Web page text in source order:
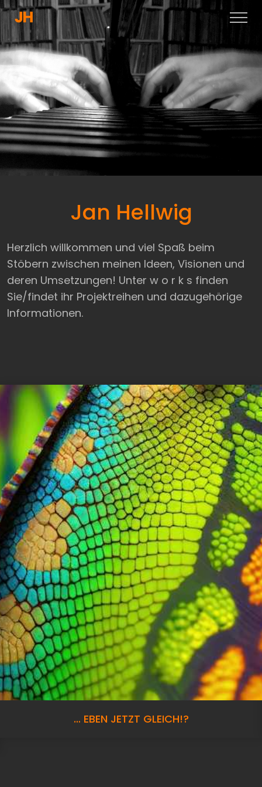
Jan Hellwig
Herzlich willkommen und viel Spaß beim
Stöbern zwischen meinen Ideen, Visionen und
deren Umsetzungen! Unter w o r k s finden
Sie/findet ihr Projektreihen und dazugehörige
Informationen.
… EBEN JETZT GLEICH!?